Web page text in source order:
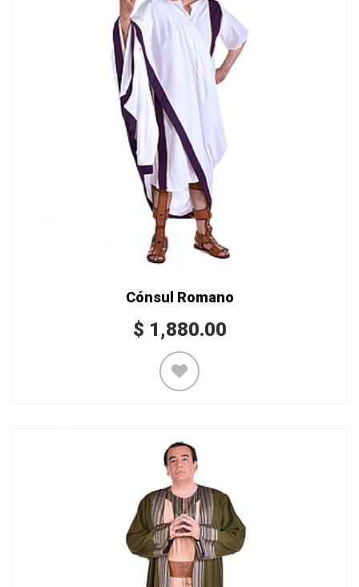
Cónsul Romano
$ 1,880.00